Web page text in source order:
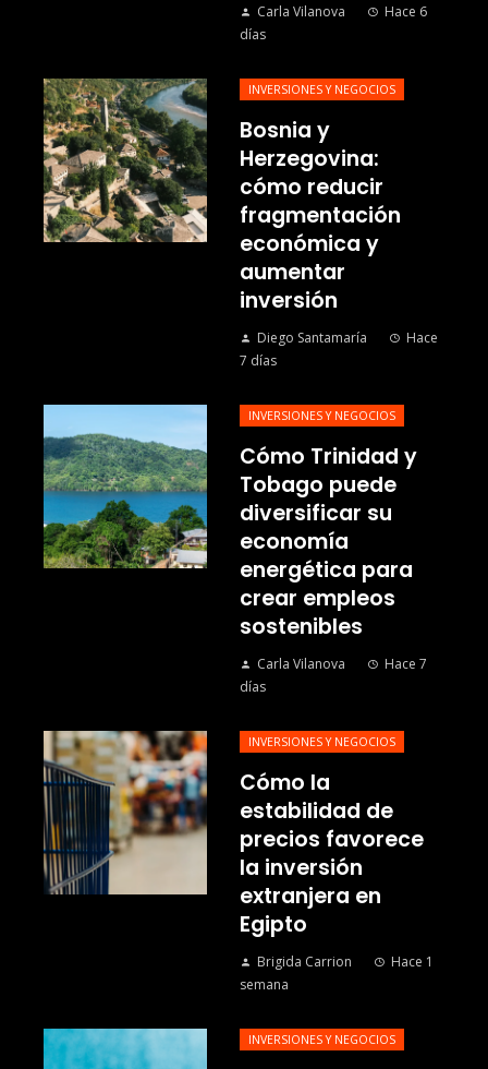
Carla Vilanova
Hace 6
días
INVERSIONES Y NEGOCIOS
Bosnia y
Herzegovina:
cómo reducir
fragmentación
económica y
aumentar
inversión
Diego Santamaría
Hace
7 días
INVERSIONES Y NEGOCIOS
Cómo Trinidad y
Tobago puede
diversificar su
economía
energética para
crear empleos
sostenibles
Carla Vilanova
Hace 7
días
INVERSIONES Y NEGOCIOS
Cómo la
estabilidad de
precios favorece
la inversión
extranjera en
Egipto
Brigida Carrion
Hace 1
semana
INVERSIONES Y NEGOCIOS